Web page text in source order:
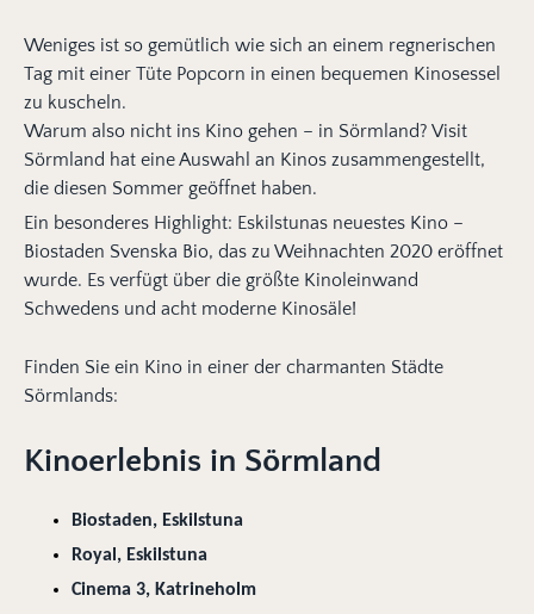
Weniges ist so gemütlich wie sich an einem regnerischen
Tag mit einer Tüte Popcorn in einen bequemen Kinosessel
zu kuscheln.
Warum also nicht ins Kino gehen – in Sörmland? Visit
Sörmland hat eine Auswahl an Kinos zusammengestellt,
die diesen Sommer geöffnet haben.
Ein besonderes Highlight: Eskilstunas neuestes Kino –
Biostaden Svenska Bio, das zu Weihnachten 2020 eröffnet
wurde. Es verfügt über die größte Kinoleinwand
Schwedens und acht moderne Kinosäle!
Finden Sie ein Kino in einer der charmanten Städte
Sörmlands:
Kinoerlebnis in Sörmland
Biostaden, Eskilstuna
Royal, Eskilstuna
Cinema 3, Katrineholm